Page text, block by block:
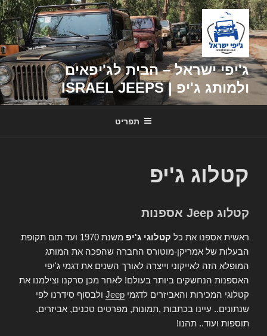
דילוג
לתוכן
ג'יפי ישראל – הבית לג'יפאים
ולמותג ג'יפ | ISRAEL JEEPS
תפריט
קטלוג ג'יפ
קטלוג Jeep אספנות
ראשית אספנו את כל קטלוגי ג'יפ
משנת 1970 ועד תום תקופת
הבעלות של אמריקן-מוטורס החברה שהפכה את המותג
המופלא הזה לאייקוני וייצרה לאורך השנים את דגמי ג'יפי
האספנות הנחשקים ביותר בעולם! לאחר מכן סרקנו וצילמנו את
קטלוגי המכירות והאביזרים לדגמי Jeep ולבסוף סידרנו לפי
שנתונים.. עיינו בכתבות ,תמונות, מפרטים טכנים, אביזרים,
תוספות ועוד.. תהנו!